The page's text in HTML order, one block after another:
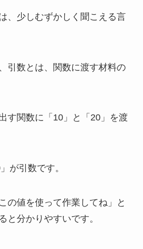
、少しむずかしく聞こえる言
引数とは、関数に渡す材料の
す関数に「10」と「20」を渡
が引数です。
の値を使って作業してね」と
と分かりやすいです。